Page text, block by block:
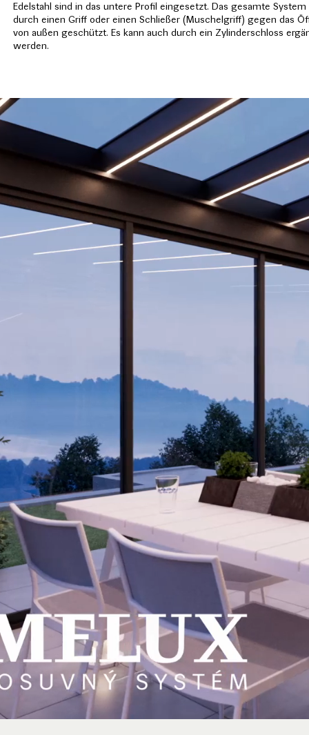
Edelstahl sind in das untere Profil eingesetzt. Das gesamte System
durch einen Griff oder einen Schließer (Muschelgriff) gegen das
von außen geschützt. Es kann auch durch ein Zylinderschloss
werden.